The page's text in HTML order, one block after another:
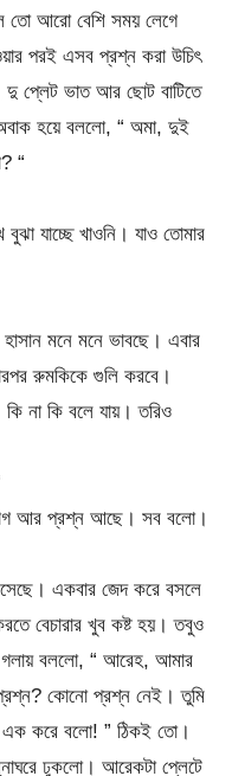
তো আরো বেশি সময় লেগে
পরই এসব প্রশ্ন করা উচিৎ
দু প্লেট ভাত আর ছোট বাটিতে
হয়ে বললো, “ অমা, দুই
“
যাচ্ছে খাওনি। যাও তোমার
মনে মনে ভাবছে। এবার
রুমকিকে গুলি করবে।
না কি বলে যায়। তরিও
আর প্রশ্ন আছে। সব বলো।
একবার জেদ করে বসলে
বেচারার খুব কষ্ট হয়। তবুও
গলায় বললো, “ আরেহ, আমার
কোনো প্রশ্ন নেই। তুমি
এক করে বলো! ” ঠিকই তো।
ঢুকলো। আরেকটা প্লেটে